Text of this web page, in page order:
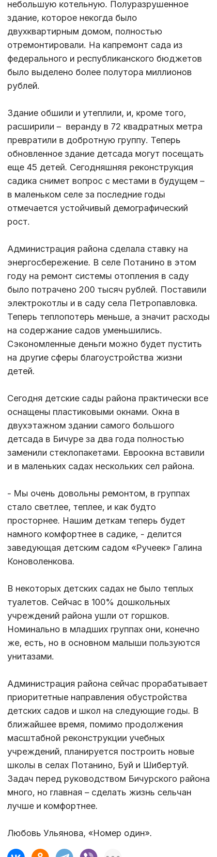
небольшую котельную. Полуразрушенное
здание, которое некогда было
двухквартирным домом, полностью
отремонтировали. На капремонт сада из
федерального и республиканского бюджетов
было выделено более полутора миллионов
рублей.
Здание обшили и утеплили, и, кроме того,
расширили – веранду в 72 квадратных метра
превратили в добротную группу. Теперь
обновленное здание детсада могут посещать
еще 45 детей. Сегодняшняя реконструкция
садика снимет вопрос с местами в будущем –
в маленьком селе за последние годы
отмечается устойчивый демографический
рост.
Администрация района сделала ставку на
энергосбережение. В селе Потанино в этом
году на ремонт системы отопления в саду
было потрачено 200 тысяч рублей. Поставили
электрокотлы и в саду села Петропавловка.
Теперь теплопотерь меньше, а значит расходы
на содержание садов уменьшились.
Сэкономленные деньги можно будет пустить
на другие сферы благоустройства жизни
детей.
Сегодня детские сады района практически все
оснащены пластиковыми окнами. Окна в
двухэтажном здании самого большого
детсада в Бичуре за два года полностью
заменили стеклопакетами. Евроокна вставили
и в маленьких садах нескольких сел района.
- Мы очень довольны ремонтом, в группах
стало светлее, теплее, и как будто
просторнее. Нашим деткам теперь будет
намного комфортнее в садике, - делится
заведующая детским садом «Ручеек» Галина
Коноволенкова.
В некоторых детских садах не было теплых
туалетов. Сейчас в 100% дошкольных
учреждений района ушли от горшков.
Номинально в младших группах они, конечно
же, есть, но в основном малыши пользуются
унитазами.
Администрация района сейчас прорабатывает
приоритетные направления обустройства
детских садов и школ на следующие годы. В
ближайшее время, помимо продолжения
масштабной реконструкции учебных
учреждений, планируется построить новые
школы в селах Потанино, Буй и Шибертуй.
Задач перед руководством Бичурского района
много, но главная – сделать жизнь сельчан
лучше и комфортнее.
Любовь Ульянова, «Номер один».